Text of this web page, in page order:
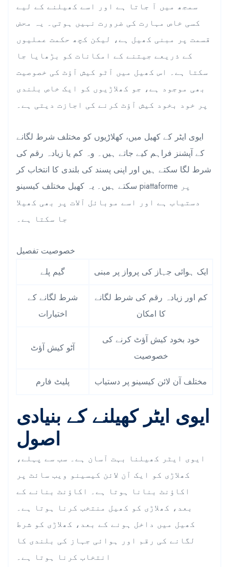
سمجھ میں آ جاتا ہے اور اسے کھیلنے کے لیے
کسی خاص مہارت کی ضرورت نہیں ہوتی۔ یہ محض
قسمت پر مبنی کھیل ہے، لیکن کچھ حکمت عملیوں
کے ذریعے جیتنے کے امکانات کو بڑھایا جا
سکتا ہے۔ اس کھیل میں آٹو کیش آؤٹ کی خصوصیت
بھی موجود ہے، جو کھلاڑیوں کو ایک خاص بلندی
پر خود بخود کیش آؤٹ کرنے کی اجازت دیتی ہے۔
ایوی ایٹر کے کھیل میں، کھلاڑیوں کو مختلف شرط لگانے
کے آپشنز فراہم کیے جاتے ہیں۔ وہ کم یا زیادہ رقم کی
شرط لگا سکتے ہیں اور اپنی پسند کی بلندی کا انتخاب کر
سکتے ہیں۔ یہ کھیل مختلف کیسینو piattaforme پر
دستیاب ہے اور اسے موبائل آلات پر بھی کھیلا
جا سکتا ہے۔
خصوصیت تفصیل
گیم پلے
ایک ہوائی جہاز کی پرواز پر مبنی
شرط لگانے کے
اختیارات
کم اور زیادہ رقم کی شرط لگانے
کا امکان
آٹو کیش آؤٹ
خود بخود کیش آؤٹ کرنے کی
خصوصیت
پلیٹ فارم مختلف آن لائن کیسینو پر دستیاب
ایوی ایٹر کھیلنے کے بنیادی
اصول
ایوی ایٹر کھیلنا بہت آسان ہے۔ سب سے پہلے،
کھلاڑی کو ایک آن لائن کیسینو ویب سائٹ پر
اکاؤنٹ بنانا ہوتا ہے۔ اکاؤنٹ بنانے کے
بعد، کھلاڑی کو کھیل منتخب کرنا ہوتا ہے۔
کھیل میں داخل ہونے کے بعد، کھلاڑی کو شرط
لگانے کی رقم اور ہوائی جہاز کی بلندی کا
انتخاب کرنا ہوتا ہے۔